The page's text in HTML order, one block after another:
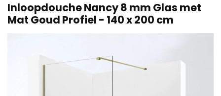
Inloopdouche Nancy 8 mm Glas met
Mat Goud Profiel - 140 x 200 cm